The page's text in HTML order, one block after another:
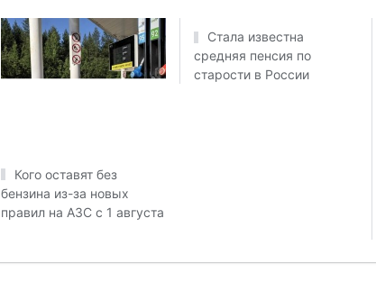
Кого оставят без
бензина из-за новых
правил на АЗС с 1 августа
Стала известна
средняя пенсия по
старости в России